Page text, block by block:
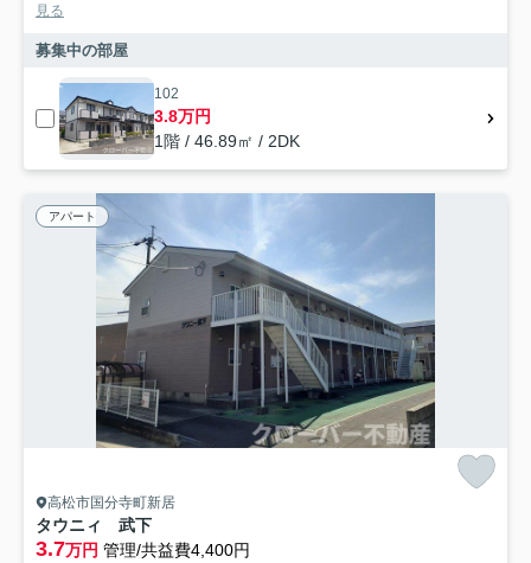
見る
募集中の部屋
102
3.8万円
1階 / 46.89㎡ / 2DK
アパート
高松市国分寺町新居
タウニィ 武下
3.7万円 管理/共益費4,400円